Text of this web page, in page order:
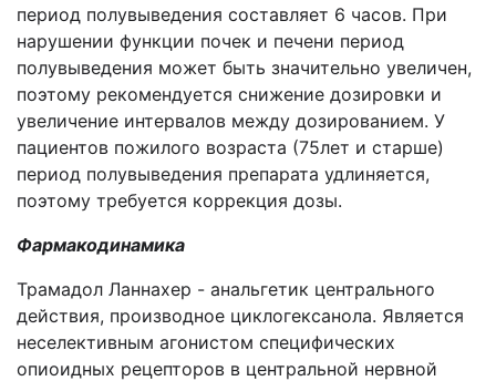
период полувыведения составляет 6 часов. При
нарушении функции почек и печени период
полувыведения может быть значительно увеличен,
поэтому рекомендуется снижение дозировки и
увеличение интервалов между дозированием. У
пациентов пожилого возраста (75лет и старше)
период полувыведения препарата удлиняется,
поэтому требуется коррекция дозы.
Фармакодинамика
Трамадол Ланнахер - анальгетик центрального
действия, производное циклогексанола. Является
неселективным агонистом специфических
опиоидных рецепторов в центральной нервной